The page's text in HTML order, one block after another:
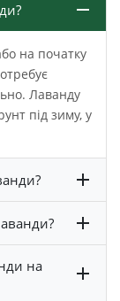
на початку
Лаванду
під зиму, у
на